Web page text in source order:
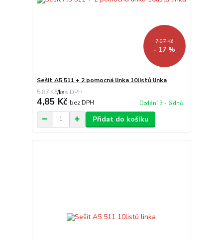
7,07 Kč
- 17 %
Sešit A5 511 + 2 pomocná linka 10listů linka
5,87 Kč/ks
4,85 Kč bez DPH Dodání 3 - 6 dnů.
Přidat do košíku